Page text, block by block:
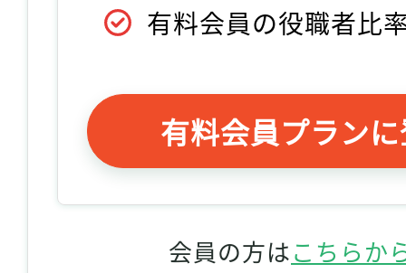
有料会員の役職者比
有料会員プラン
会員の方はこちらか